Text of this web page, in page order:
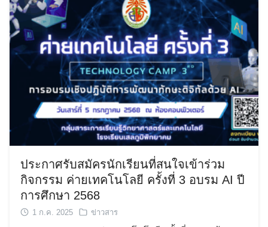
ประกาศรับสมัครนักเรียนที่สนใจเข้าร่วม
กิจกรรม ค่ายเทคโนโลยี ครั้งที่ 3 อบรม AI ปี
การศึกษา 2568
1 ก.ค. 2025 ข่าวสาร